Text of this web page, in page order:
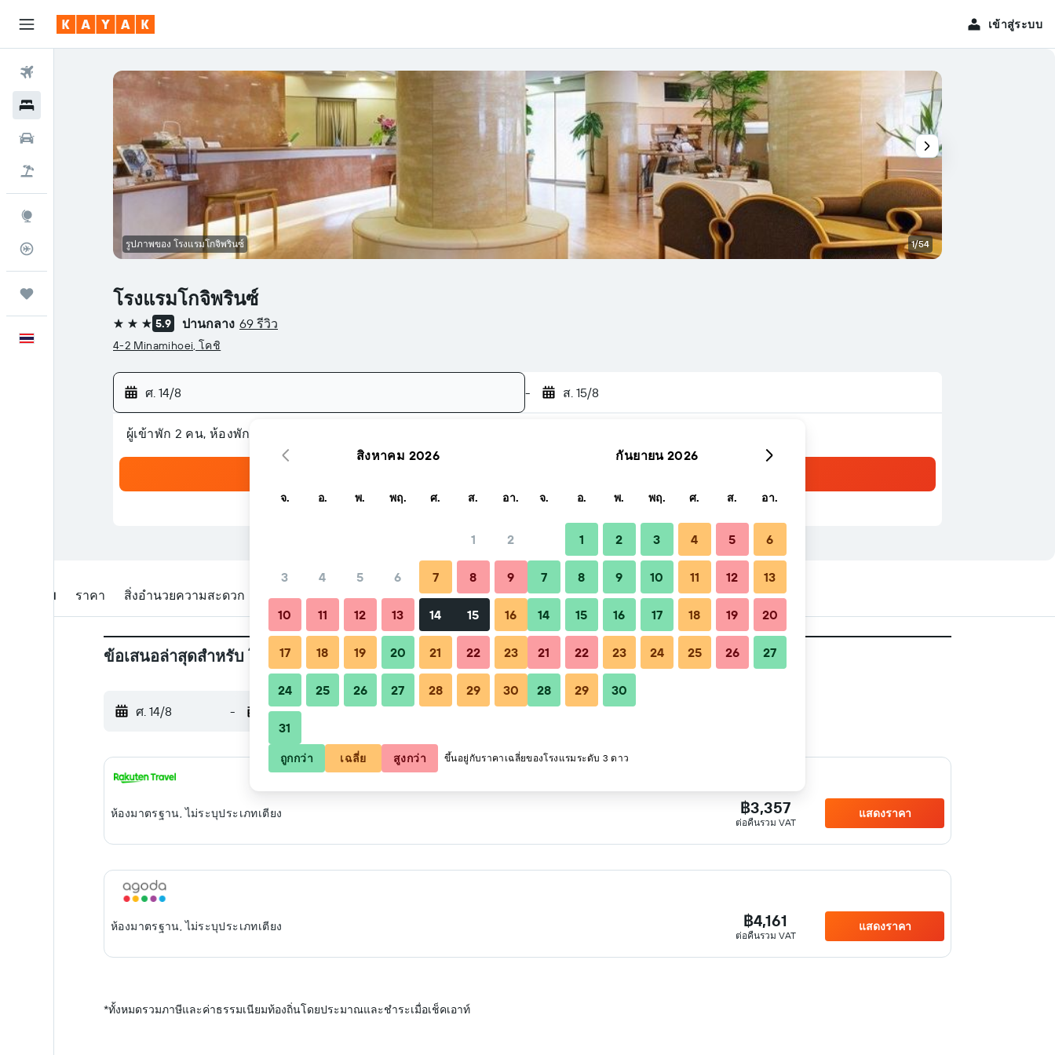
เข้าสู่ระบบ
เที่ยวบิน+โรงแรม
ติดตามเที่ยวบิน
โรงแรมโกจิพรินซ์
3 ดาว 5.9 ปานกลาง 69 รีวิว
4-2 Minamihoei, โคชิ
ศ. 14/8 - ส. 15/8
ผู้เข้าพัก 2 คน, ห้องพัก 1 ห้อง
รูปภาพของ โรงแรมโกจิพรินซ์ 1/54
ภาพรวม ราคา สิ่งอำนวยความสะดวก รีวิว สถานที่ตั้ง เคล็ดลับและคำถามที่พบบ่อย ที่พักใกล้เคียง
ข้อเสนอล่าสุดสำหรับ โรงแรมโกจิพรินซ์
ศ. 14/8 - ส. 15/8 ผู้เข้าพัก 2 คน, ห้องพัก 1 ห้อง
ห้องมาตรฐาน, ไม่ระบุประเภทเตียง ฿3,357
ต่อคืนรวม VAT
แสดงราคา
ห้องมาตรฐาน, ไม่ระบุประเภทเตียง ฿4,161
ต่อคืนรวม VAT
แสดงราคา
*ทั้งหมดรวมภาษีและค่าธรรมเนียมท้องถิ่นโดยประมาณและชำระเมื่อเช็คเอาท์
สิงหาคม 2026
จ. อ. พ. พฤ. ศ. ส. อา.
1 2
3 4 5 6 7 8 9
10 11 12 13 14 15 16
17 18 19 20 21 22 23
24 25 26 27 28 29 30
31
กันยายน 2026
จ. อ. พ. พฤ. ศ. ส. อา.
1 2 3 4 5 6
7 8 9 10 11 12 13
14 15 16 17 18 19 20
21 22 23 24 25 26 27
28 29 30
ถูกกว่า เฉลี่ย สูงกว่า ขึ้นอยู่กับราคาเฉลี่ยของโรงแรมระดับ 3 ดาว